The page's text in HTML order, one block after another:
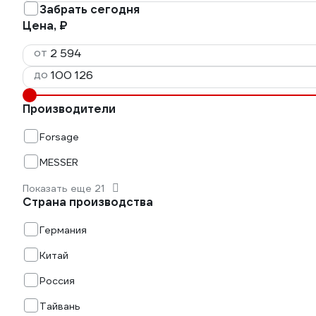
Забрать сегодня
Цена, ₽
от
до
Производители
Forsage
MESSER
Показать еще 21
Страна производства
Германия
Китай
Россия
Тайвань